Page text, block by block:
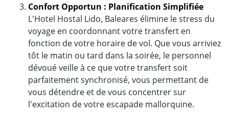
Confort Opportun : Planification Simplifiée
L'Hotel Hostal Lido, Baleares élimine le stress du
voyage en coordonnant votre transfert en
fonction de votre horaire de vol. Que vous arriviez
tôt le matin ou tard dans la soirée, le personnel
dévoué veille à ce que votre transfert soit
parfaitement synchronisé, vous permettant de
vous détendre et de vous concentrer sur
l'excitation de votre escapade mallorquine.